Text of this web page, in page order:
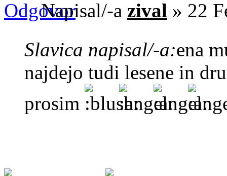
Napisal/-a zival » 22
Slavica napisal/-a:ena
najdejo tudi lesene in
prosim